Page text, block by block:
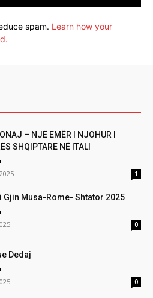
spam. Learn how your
– NJË EMËR I NJOHUR I
SHQIPTARE NË ITALI
1
Gjin Musa-Rome- Shtator 2025
0
Dedaj
0